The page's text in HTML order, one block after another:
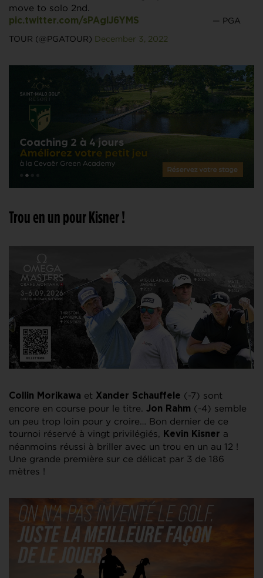
move to solo 2nd.
pic.twitter.com/sPAglJ6YMS — PGA
TOUR (@PGATOUR) December 3, 2022
Trou en un pour Kisner !
Collin Morikawa et Xander Schauffele (-7) sont
encore en course pour le titre. Jon Rahm (-4) semble
un peu trop loin pour y croire… Bon dernier de ce
tournoi réservé à vingt privilégiés,
Kevin Kisner a
néanmoins réussi à briller avec un trou en un au 12 !
Une grande première sur ce délicat par 3 de 186
mètres !